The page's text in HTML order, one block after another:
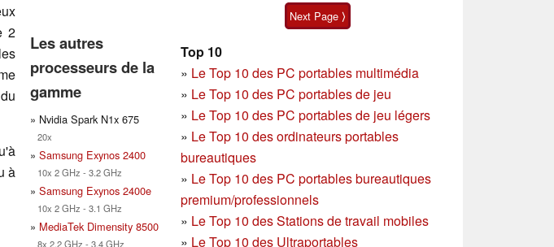
2
à
Les autres
processeurs de la
gamme
» Nvidia Spark N1x 675
20x
» Samsung Exynos 2400
10x 2 GHz - 3.2 GHz
» Samsung Exynos 2400e
10x 2 GHz - 3.1 GHz
» MediaTek Dimensity 8500
8x 2.2 GHz - 3.4 GHz
Next Page ⟩
Top 10
» Le Top 10 des PC portables multimédia
» Le Top 10 des PC portables de jeu
» Le Top 10 des PC portables de jeu légers
» Le Top 10 des ordinateurs portables
bureautiques
» Le Top 10 des PC portables bureautiques
premium/professionnels
» Le Top 10 des Stations de travail mobiles
» Le Top 10 des Ultraportables